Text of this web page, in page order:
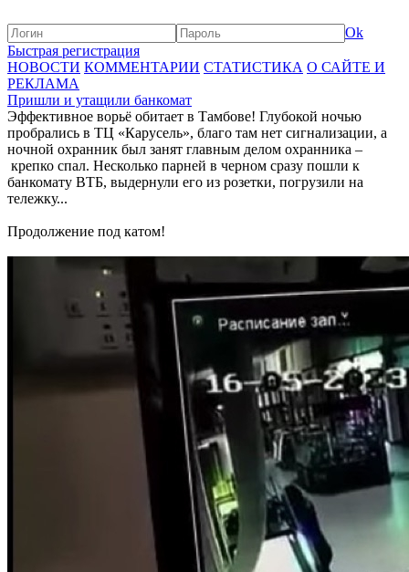
Ok
Быстрая регистрация
НОВОСТИ КОММЕНТАРИИ СТАТИСТИКА О САЙТЕ И
РЕКЛАМА
Пришли и утащили банкомат
Эффективное ворьё обитает в Тамбове! Глубокой ночью
пробрались в ТЦ «Карусель», благо там нет сигнализации, а
ночной охранник был занят главным делом охранника –
крепко спал. Несколько парней в черном сразу пошли к
банкомату ВТБ, выдернули его из розетки, погрузили на
тележку...
Продолжение под катом!